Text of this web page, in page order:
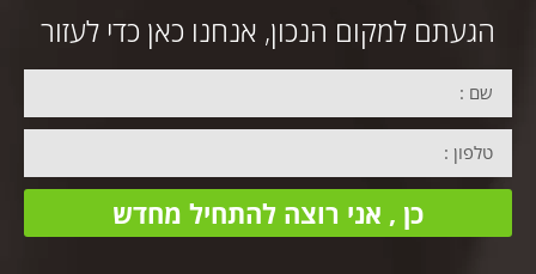
הגעתם למקום הנכון, אנחנו כאן כדי לעזור
כן , אני רוצה להתחיל מחדש